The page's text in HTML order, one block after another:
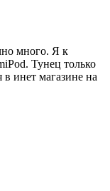
много. Я к
Тунец только
в инет магазине на